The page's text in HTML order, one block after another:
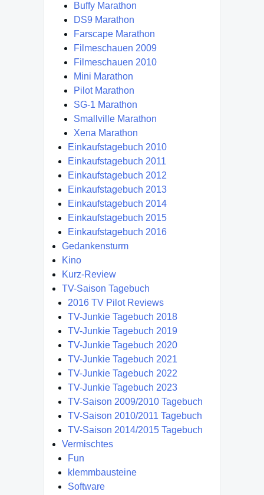
Buffy Marathon
DS9 Marathon
Farscape Marathon
Filmeschauen 2009
Filmeschauen 2010
Mini Marathon
Pilot Marathon
SG-1 Marathon
Smallville Marathon
Xena Marathon
Einkaufstagebuch 2010
Einkaufstagebuch 2011
Einkaufstagebuch 2012
Einkaufstagebuch 2013
Einkaufstagebuch 2014
Einkaufstagebuch 2015
Einkaufstagebuch 2016
Gedankensturm
Kino
Kurz-Review
TV-Saison Tagebuch
2016 TV Pilot Reviews
TV-Junkie Tagebuch 2018
TV-Junkie Tagebuch 2019
TV-Junkie Tagebuch 2020
TV-Junkie Tagebuch 2021
TV-Junkie Tagebuch 2022
TV-Junkie Tagebuch 2023
TV-Saison 2009/2010 Tagebuch
TV-Saison 2010/2011 Tagebuch
TV-Saison 2014/2015 Tagebuch
Vermischtes
Fun
klemmbausteine
Software